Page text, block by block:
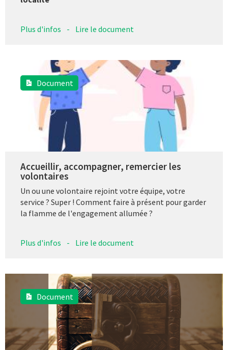
Plus d'infos - Lire le document
Document
Accueillir, accompagner, remercier les
volontaires
Un ou une volontaire rejoint votre équipe, votre
service ? Super ! Comment faire à présent pour garder
la flamme de l'engagement allumée ?
Plus d'infos - Lire le document
Document